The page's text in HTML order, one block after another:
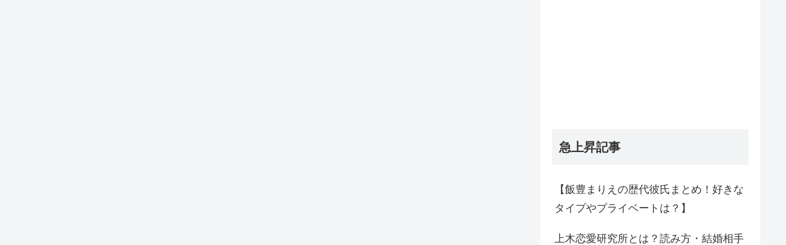
急上昇記事
【飯豊まりえの歴代彼氏まとめ！好きな
タイプやプライベートは？】
上木恋愛研究所とは？読み方・結婚相手